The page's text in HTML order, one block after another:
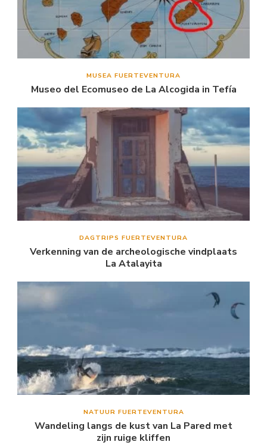
MUSEA FUERTEVENTURA
Museo del Ecomuseo de La Alcogida in Tefía
DAGTRIPS FUERTEVENTURA
Verkenning van de archeologische vindplaats
La Atalayita
NATUUR FUERTEVENTURA
Wandeling langs de kust van La Pared met
zijn ruige kliffen